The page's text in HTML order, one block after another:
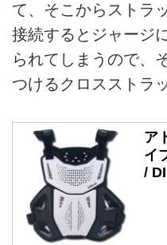
て、そこからストラ
接続するとジャージ
られてしまうので、
つけるクロスストラ
ア
イ
/